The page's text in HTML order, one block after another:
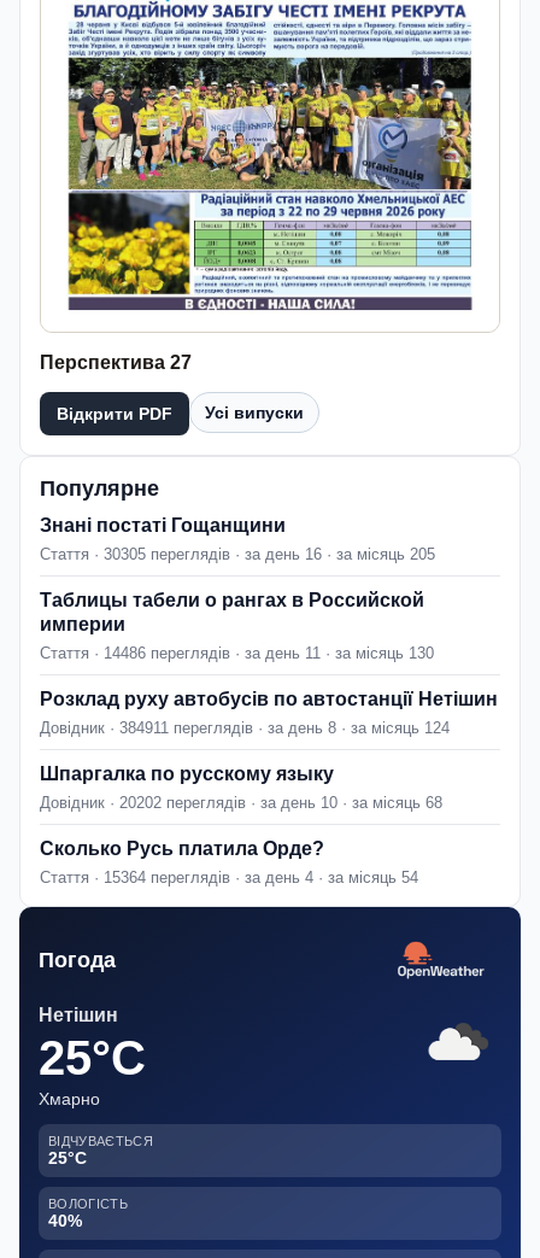
Перспектива 27
Відкрити PDF Усі випуски
Популярне
Знані постаті Гощанщини
Стаття · 30305 переглядів · за день 16 · за місяць 205
Таблицы табели о рангах в Российской
империи
Стаття · 14486 переглядів · за день 11 · за місяць 130
Розклад руху автобусів по автостанції Нетішин
Довідник · 384911 переглядів · за день 8 · за місяць 124
Шпаргалка по русскому языку
Довідник · 20202 переглядів · за день 10 · за місяць 68
Сколько Русь платила Орде?
Стаття · 15364 переглядів · за день 4 · за місяць 54
Погода
Нетішин
25°C
Хмарно
ВІДЧУВАЄТЬСЯ
25°C
ВОЛОГІСТЬ
40%